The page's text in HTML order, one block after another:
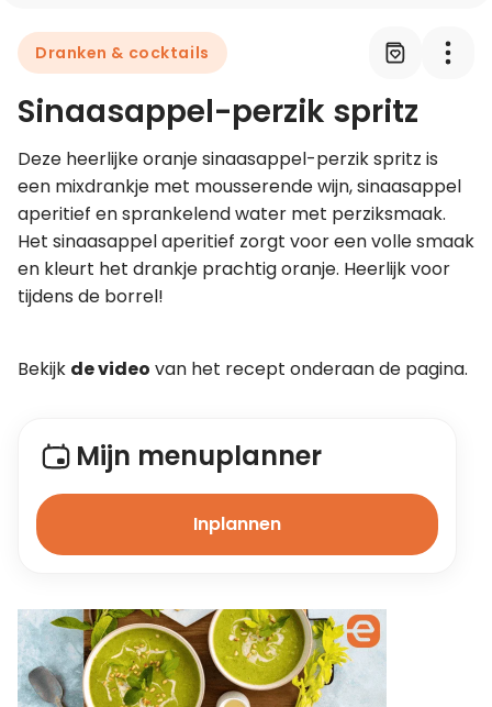
Leer koken als een chef
Kooktips & blogs
Dranken & cocktails
Sinaasappel-perzik spritz
Deze heerlijke oranje sinaasappel-perzik spritz is
een mixdrankje met mousserende wijn, sinaasappel
aperitief en sprankelend water met perziksmaak.
Het sinaasappel aperitief zorgt voor een volle smaak
en kleurt het drankje prachtig oranje. Heerlijk voor
tijdens de borrel!
Bekijk de video van het recept onderaan de pagina.
Mijn menuplanner
Inplannen